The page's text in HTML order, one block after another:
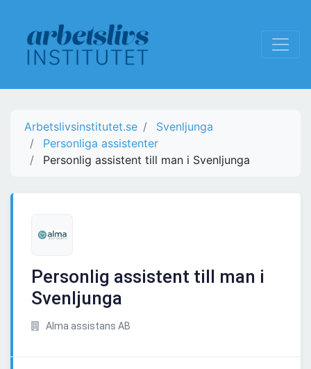
Arbetslivsinstitutet.se
Svenljunga
Personliga assistenter
Personlig assistent till man i Svenljunga
Personlig assistent till man i
Svenljunga
Alma assistans AB